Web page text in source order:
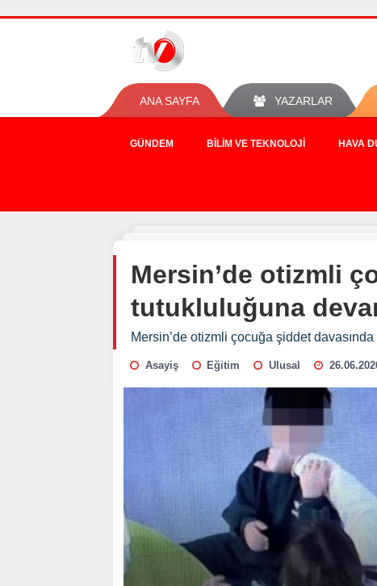
ANA SAYFA YAZARLAR
GÜNDEM BILIM VE TEKNOLOJI HAVA
Mersin’de otizmli
tutukluluğuna
Mersin’de otizmli çocuğa şiddet
Asayiş Eğitim Ulusal